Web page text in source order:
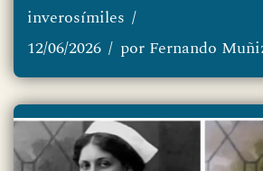
inverosímiles
12/06/2026
por Fernando